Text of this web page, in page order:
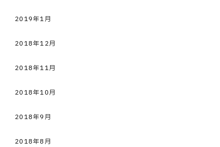
2019年1月
2018年12月
2018年11月
2018年10月
2018年9月
2018年8月